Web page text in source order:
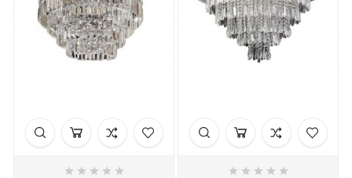
         